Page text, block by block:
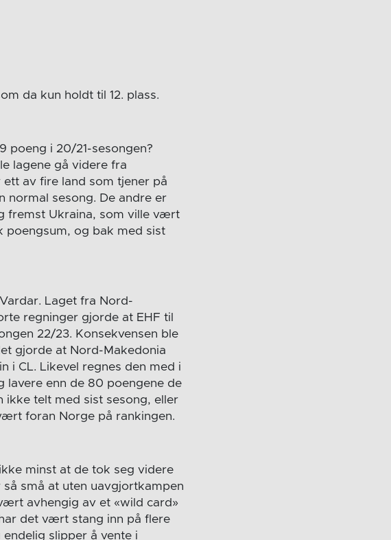
da kun holdt til 12. plass.
poeng i 20/21-sesongen?
lagene gå videre fra
av fire land som tjener på
normal sesong. De andre er
fremst Ukraina, som ville vært
poengsum, og bak med sist
Laget fra Nord-
regninger gjorde at EHF til
22/23. Konsekvensen ble
gjorde at Nord-Makedonia
i CL. Likevel regnes den med i
lavere enn de 80 poengene de
ikke telt med sist sesong, eller
foran Norge på rankingen.
minst at de tok seg videre
små at uten uavgjortkampen
avhengig av et «wild card»
det vært stang inn på flere
slipper å vente i